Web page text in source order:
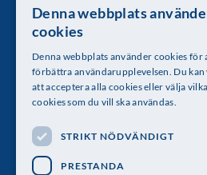
Kungl. Vetenskapsakademien
Besöksadress: Lilla Frescativägen
Telefon: 08-673 95 00
Följ oss
Denna webbplats
cookies
Denna webbplats använder cookies för
förbättra användarupplevelsen. Du kan
att acceptera alla cookies eller välja vilka
cookies som du vill ska användas.
STRIKT NÖDVÄNDIGT
PRESTANDA